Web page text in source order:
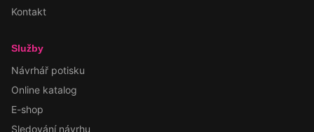
Kontakt
Služby
Návrhář potisku
Online katalog
E-shop
Sledování návrhu